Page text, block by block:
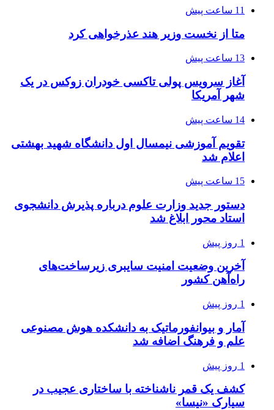
11 ساعت پیش
متا از نخست وزیر هند عذرخواهی کرد
13 ساعت پیش
آغاز سرویس پولی تاکسی خودران زوکس در یک
شهر آمریکا
14 ساعت پیش
تقویم آموزشی نیمسال اول دانشگاه شهید بهشتی
اعلام شد
15 ساعت پیش
دستور جدید وزارت علوم درباره پذیرش دانشجوی
استاد محور ابلاغ شد
1 روز پیش
آخرین وضعیت امنیت سایبری زیرساخت‌های
راه‌آهن کشور
1 روز پیش
آمار و بیوانفورماتیک به دانشکده هوش مصنوعی
علم و فرهنگ اضافه شد
1 روز پیش
کشف یک قمر ناشناخته با ساختاری عجیب در
سیارک «نیسا»